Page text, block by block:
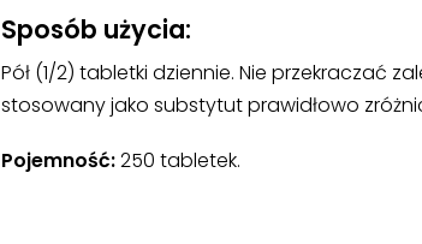
Sposób użycia:
Pół (1/2) tabletki dziennie. Nie przekraczać
stosowany jako substytut prawidłowo
Pojemność:250 tabletek.